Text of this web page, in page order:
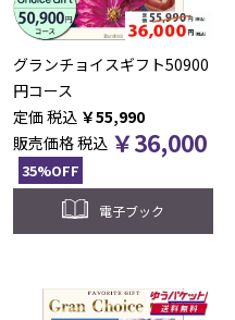
グランチョイスギフト50900
円コース
税込 ￥55,990
販売価格税込 ￥36,000
35%OFF
電子ブック